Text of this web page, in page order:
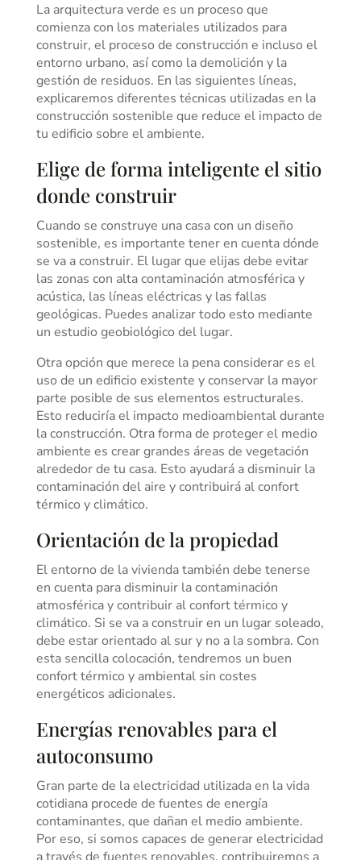
La arquitectura verde es un proceso que
comienza con los materiales utilizados para
construir, el proceso de construcción e incluso el
entorno urbano, así como la demolición y la
gestión de residuos. En las siguientes líneas,
explicaremos diferentes técnicas utilizadas en la
construcción sostenible que reduce el impacto de
tu edificio sobre el ambiente.
Elige de forma inteligente el sitio
donde construir
Cuando se construye una casa con un diseño
sostenible, es importante tener en cuenta dónde
se va a construir. El lugar que elijas debe evitar
las zonas con alta contaminación atmosférica y
acústica, las líneas eléctricas y las fallas
geológicas. Puedes analizar todo esto mediante
un estudio geobiológico del lugar.
Otra opción que merece la pena considerar es el
uso de un edificio existente y conservar la mayor
parte posible de sus elementos estructurales.
Esto reduciría el impacto medioambiental durante
la construcción. Otra forma de proteger el medio
ambiente es crear grandes áreas de vegetación
alrededor de tu casa. Esto ayudará a disminuir la
contaminación del aire y contribuirá al confort
térmico y climático.
Orientación de la propiedad
El entorno de la vivienda también debe tenerse
en cuenta para disminuir la contaminación
atmosférica y contribuir al confort térmico y
climático. Si se va a construir en un lugar soleado,
debe estar orientado al sur y no a la sombra. Con
esta sencilla colocación, tendremos un buen
confort térmico y ambiental sin costes
energéticos adicionales.
Energías renovables para el
autoconsumo
Gran parte de la electricidad utilizada en la vida
cotidiana procede de fuentes de energía
contaminantes, que dañan el medio ambiente.
Por eso, si somos capaces de generar electricidad